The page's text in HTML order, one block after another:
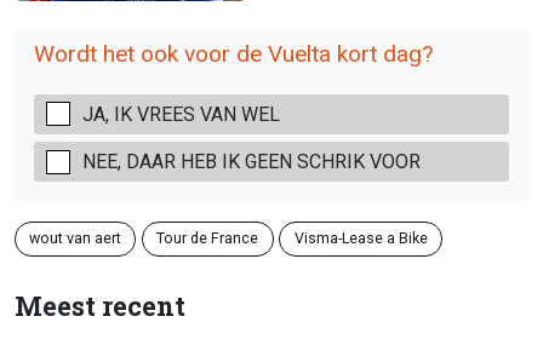
Wordt het ook voor de Vuelta kort dag?
JA, IK VREES VAN WEL
NEE, DAAR HEB IK GEEN SCHRIK VOOR
wout van aert Tour de France Visma-Lease a Bike
Meest recent